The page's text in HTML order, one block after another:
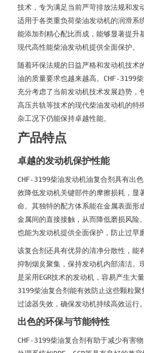
技术，专为满足当前严苛排放法规和发
适用于各类重负荷柴油发动机的润滑系
能添加剂精心配比而成，能够显著提升
现代高性能柴油发动机提供全面保护。
随着环保法规的日益严格和发动机技术
油的质量要求也越来越高。CHF-3199
充分考虑了当前发动机技术发展趋势，包
高压共轨等技术的现代柴油发动机的特
杂工况下仍能保持卓越性能。
产品特点
卓越的发动机保护性能
CHF-3199柴油发动机油复合剂具有出
效降低发动机关键部件的摩擦损耗，显
命。其独特的配方体系能在金属表面形
金属间的直接接触，从而降低磨损风险
也能为发动机提供全面保护，防止过早
该复合剂还具有优异的清净分散性，能
抑制烟炱聚集，保持发动机内部清洁。
是采用EGR技术的发动机，容易产生大
3199柴油复合剂能有效防止这些颗粒聚
过滤器失效，确保发动机持续高效运行。
出色的环保与节能特性
CHF-3199柴油复合剂有助于减少有害